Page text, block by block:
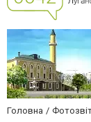
Головна